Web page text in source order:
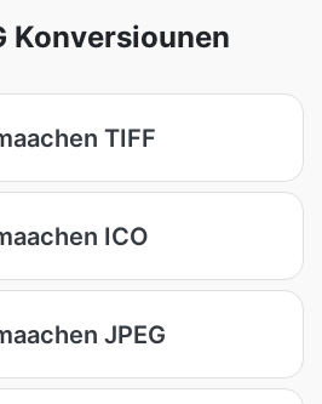
Konversiounen
TIFF
ICO
JPEG